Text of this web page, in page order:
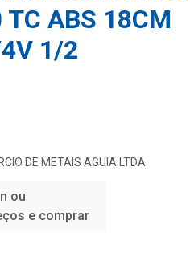
ABS 18CM
1/2
DE METAIS AGUIA LTDA
ou
e comprar